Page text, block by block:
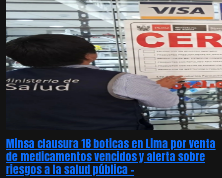
Minsa clausura 18 boticas en Lima por venta
de medicamentos vencidos y alerta sobre
riesgos a la salud pública –